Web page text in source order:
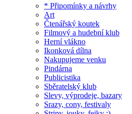
* Připomínky a návrhy
Art
Čtenářský koutek
Filmový a hudební klub
Herní vlákno
Ikonková dílna
Nakupujeme venku
Pindárna
Publicistika
Sběratelský klub
Slevy, výprodeje, bazary
Srazy, cony, festivaly